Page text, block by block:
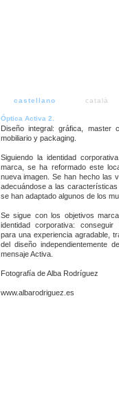
castellano català
Óptica Activa 2.
Diseño integral: gráfica, master
mobiliario y packaging.
Siguiendo la identidad
marca, se ha reformado este
nueva imagen. Se han hecho las
adecuándose a las
se han adaptado algunos de los
Se sigue con los objetivos
identidad corporativa:
para una experiencia agradable,
del diseño independientemente
mensaje Activa.
Fotografía de Alba Rodríguez
www.albarodriguez.es